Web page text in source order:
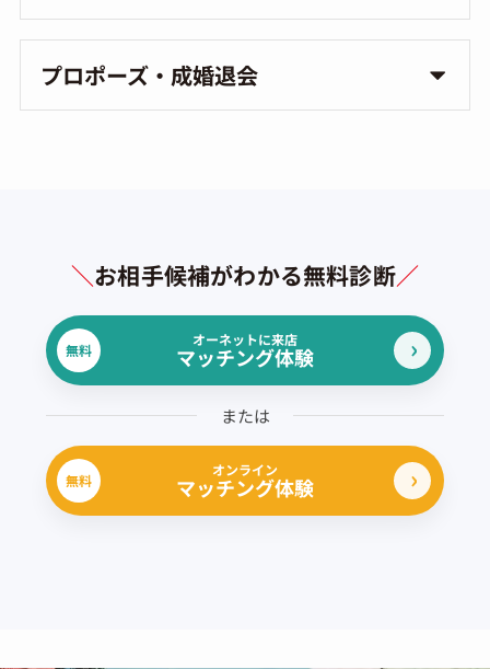
プロポーズ・成婚退会
＼お相手候補がわかる無料診断／
無料
オーネットに来店
マッチング体験
または
無料
オンライン
マッチング体験